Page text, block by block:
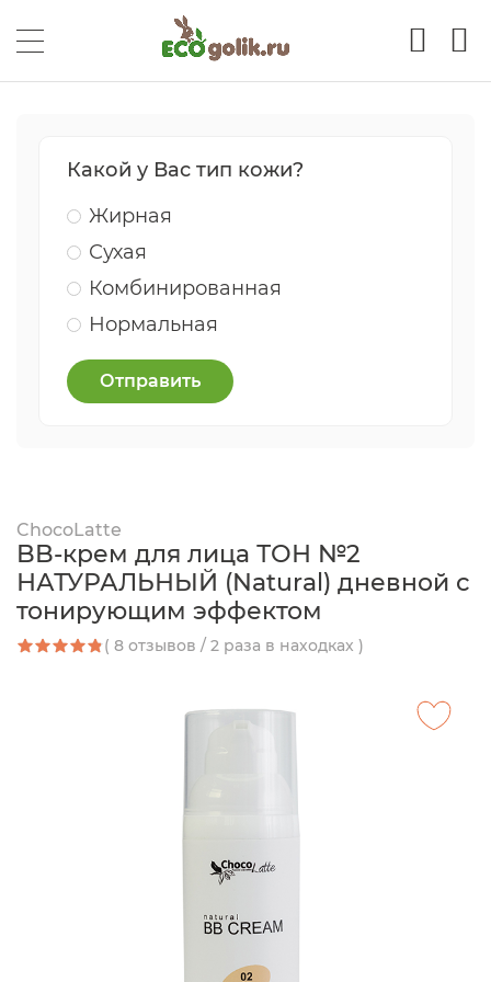
Какой у Вас тип кожи?
Жирная
Сухая
Комбинированная
Нормальная
Отправить
ChocoLatte
BB-крем для лица ТОН №2
НАТУРАЛЬНЫЙ (Natural) дневной с
тонирующим эффектом
( 8 отзывов / 2 раза в находках )